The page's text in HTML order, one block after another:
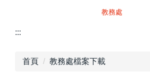
教務處
行政團隊
:::
首頁 教務處檔案下載